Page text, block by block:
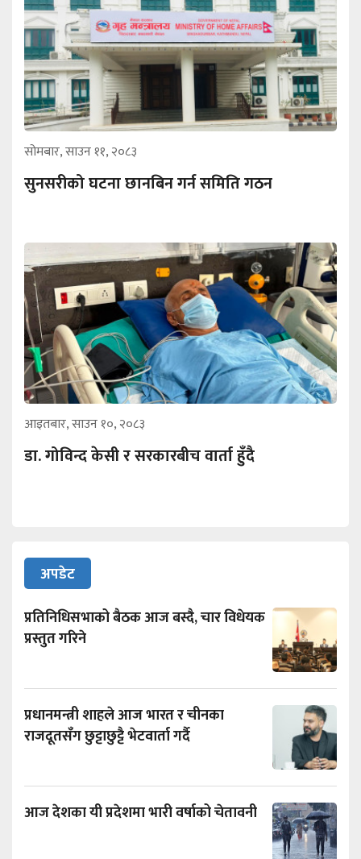
सोमबार, साउन ११, २०८३
सुनसरीको घटना छानबिन गर्न समिति गठन
आइतबार, साउन १०, २०८३
डा. गोविन्द केसी र सरकारबीच वार्ता हुँदै
अपडेट
प्रतिनिधिसभाको बैठक आज बस्दै, चार विधेयक
प्रस्तुत गरिने
प्रधानमन्त्री शाहले आज भारत र चीनका
राजदूतसँग छुट्टाछुट्टै भेटवार्ता गर्दै
आज देशका यी प्रदेशमा भारी वर्षाको चेतावनी